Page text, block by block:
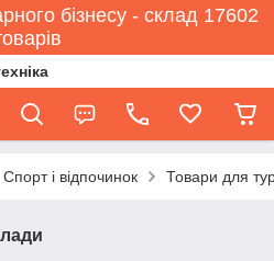
бізнесу - склад 17602
Спорт і відпочинок Товари для